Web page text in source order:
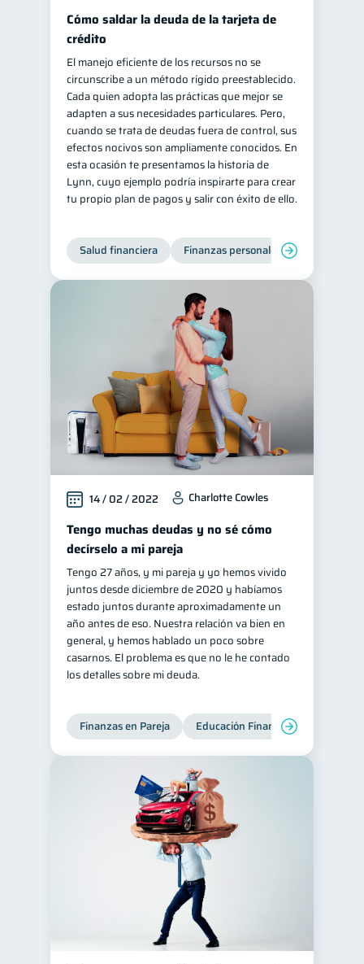
Cómo saldar la deuda de la tarjeta de
crédito
El manejo eficiente de los recursos no se
circunscribe a un método rígido preestablecido.
Cada quien adopta las prácticas que mejor se
adapten a sus necesidades particulares. Pero,
cuando se trata de deudas fuera de control, sus
efectos nocivos son ampliamente conocidos. En
esta ocasión te presentamos la historia de
Lynn, cuyo ejemplo podría inspirarte para crear
tu propio plan de pagos y salir con éxito de ello.
Salud financiera Finanzas personales
14 / 02 / 2022 Charlotte Cowles
Tengo muchas deudas y no sé cómo
decírselo a mi pareja
Tengo 27 años, y mi pareja y yo hemos vivido
juntos desde diciembre de 2020 y habíamos
estado juntos durante aproximadamente un
año antes de eso. Nuestra relación va bien en
general, y hemos hablado un poco sobre
casarnos. El problema es que no le he contado
los detalles sobre mi deuda.
Finanzas en Pareja Educación Financiera